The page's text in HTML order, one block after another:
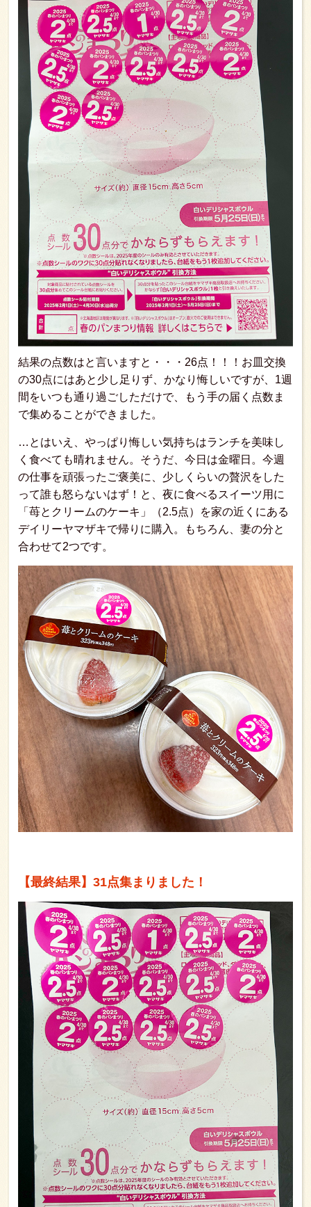
結果の点数はと言いますと・・・26点！！！お皿交換
の30点にはあと少し足りず、かなり悔しいですが、1週
間をいつも通り過ごしただけで、もう手の届く点数ま
で集めることができました。
…とはいえ、やっぱり悔しい気持ちはランチを美味し
く食べても晴れません。そうだ、今日は金曜日。今週
の仕事を頑張ったご褒美に、少しくらいの贅沢をした
って誰も怒らないはず！と、夜に食べるスイーツ用に
「苺とクリームのケーキ」（2.5点）を家の近くにある
デイリーヤマザキで帰りに購入。もちろん、妻の分と
合わせて2つです。
【最終結果】31点集まりました！